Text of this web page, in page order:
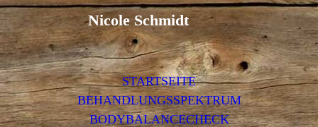
Nicole Schmidt
STARTSEITE
BEHANDLUNGSSPEKTRUM
BODYBALANCECHECK